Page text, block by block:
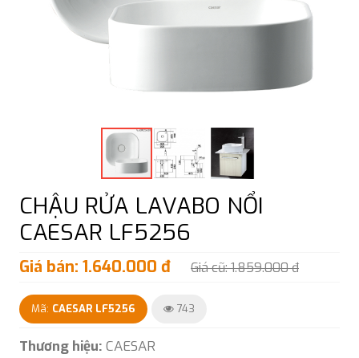
CHẬU RỬA LAVABO NỔI
CAESAR LF5256
Giá bán: 1.640.000 đ Giá cũ: 1.859.000 đ
Mã: CAESAR LF5256 743
Thương hiệu: CAESAR